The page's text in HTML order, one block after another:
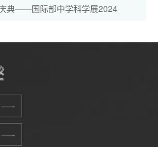
典——国际部中学科学展2024